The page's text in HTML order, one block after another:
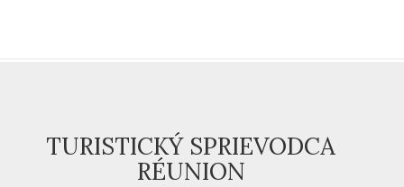
TURISTICKÝ SPRIEVODCA
RÉUNION